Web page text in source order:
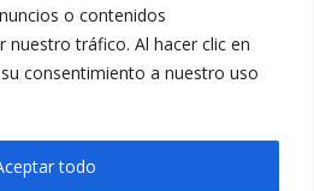
o contenidos
nuestro tráfico. Al hacer clic en
consentimiento a nuestro uso
todo